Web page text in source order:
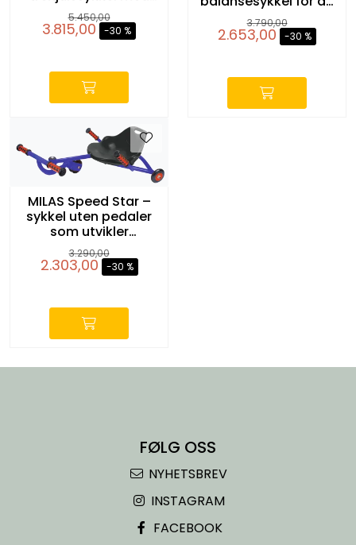
lavt sete
5.450,00
3.815,00 -30 %
minste
3.790,00
2.653,00 -30 %
MILAS Speed Star –
sykkel uten pedaler
som utvikler
koordinasjon og
motorikk
3.290,00
2.303,00 -30 %
FØLG OSS
NYHETSBREV
INSTAGRAM
FACEBOOK